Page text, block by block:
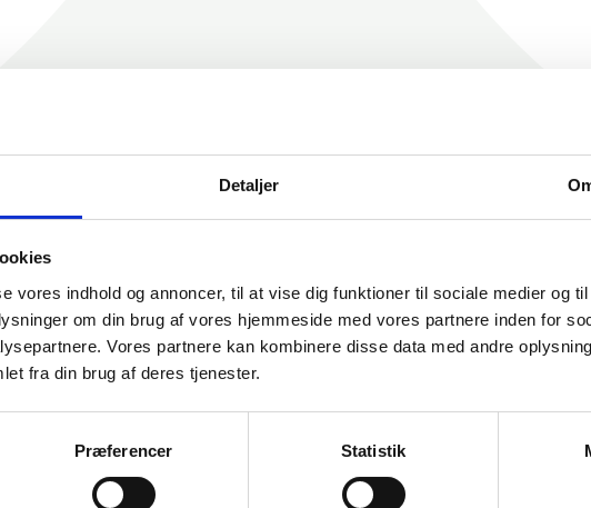
Detaljer
vores indhold og annoncer, til at vise dig funktioner til sociale medier og
om din brug af vores hjemmeside med vores partnere inden for
Vores partnere kan kombinere disse data med andre
fra din brug af deres tjenester.
Præferencer Statistik